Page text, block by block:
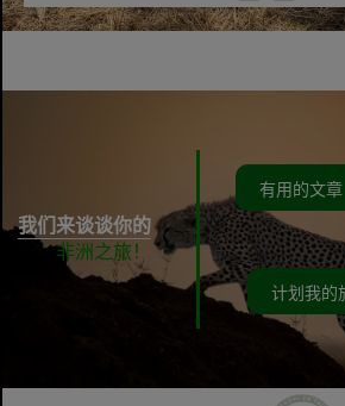
我们来谈谈你的
非洲之旅！
有用的文章
计划我的